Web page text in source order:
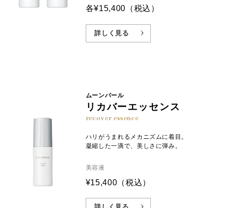
各¥15,400 （税込）
詳しく見る
ムーンパール
リカバーエッセンス
recover essence
ハリがうまれるメカニズムに着目。
凝縮した一滴で、美しさに弾み。
美容液
¥15,400 （税込）